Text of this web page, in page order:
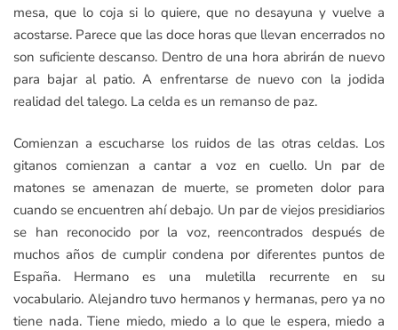
mesa, que lo coja si lo quiere, que no desayuna y vuelve a
acostarse. Parece que las doce horas que llevan encerrados no
son suficiente descanso. Dentro de una hora abrirán de nuevo
para bajar al patio. A enfrentarse de nuevo con la jodida
realidad del talego. La celda es un remanso de paz.
Comienzan a escucharse los ruidos de las otras celdas. Los
gitanos comienzan a cantar a voz en cuello. Un par de
matones se amenazan de muerte, se prometen dolor para
cuando se encuentren ahí debajo. Un par de viejos presidiarios
se han reconocido por la voz, reencontrados después de
muchos años de cumplir condena por diferentes puntos de
España. Hermano es una muletilla recurrente en su
vocabulario. Alejandro tuvo hermanos y hermanas, pero ya no
tiene nada. Tiene miedo, miedo a lo que le espera, miedo a